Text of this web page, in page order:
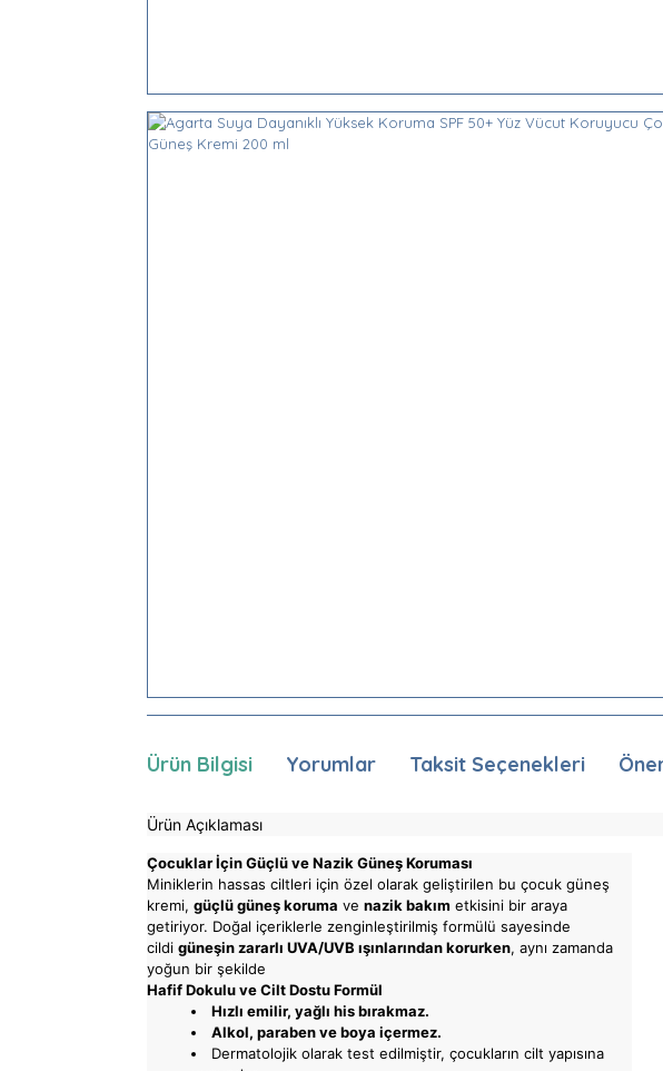
Ürün Bilgisi Yorumlar Taksit Seçenekleri
Ürün Açıklaması
Çocuklar İçin Güçlü ve Nazik Güneş Koruması
Miniklerin hassas ciltleri için özel olarak geliştirilen bu çocuk güneş
kremi, güçlü güneş koruma ve nazik bakım etkisini bir araya
getiriyor. Doğal içeriklerle zenginleştirilmiş formülü sayesinde
cildi güneşin zararlı UVA/UVB ışınlarından korurken, aynı zamanda
yoğun bir şekilde
Hafif Dokulu ve Cilt Dostu Formül
Hızlı emilir, yağlı his bırakmaz.
Alkol, paraben ve boya içermez.
Dermatolojik olarak test edilmiştir, çocukların cilt yapısına